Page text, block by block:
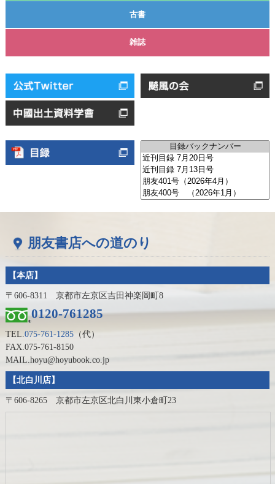
古書
雑誌
朋友書店への道のり
【本店】
〒606-8311 京都市左京区吉田神楽岡町8
0120-761285
TEL.075-761-1285（代）
FAX.075-761-8150
MAIL.hoyu@hoyubook.co.jp
【北白川店】
〒606-8265 京都市左京区北白川東小倉町23